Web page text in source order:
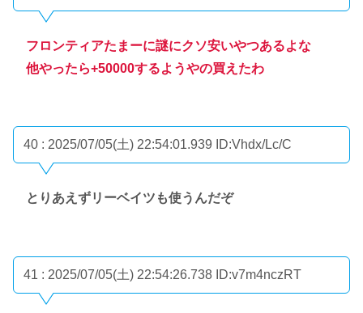
フロンティアたまーに謎にクソ安いやつあるよな
他やったら+50000するようやの買えたわ
40 : 2025/07/05(土) 22:54:01.939 ID:Vhdx/Lc/C
とりあえずリーベイツも使うんだぞ
41 : 2025/07/05(土) 22:54:26.738 ID:v7m4nczRT